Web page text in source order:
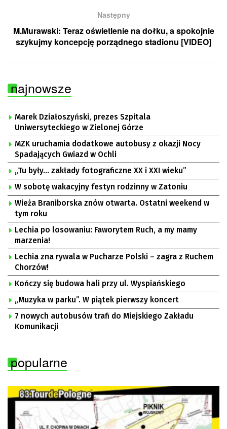
Następny
M.Murawski: Teraz oświetlenie na dołku, a spokojnie
szykujmy koncepcję porządnego stadionu [VIDEO]
najnowsze
Marek Działoszyński, prezes Szpitala
Uniwersyteckiego w Zielonej Górze
MZK uruchamia dodatkowe autobusy z okazji Nocy
Spadających Gwiazd w Ochli
„Tu były… zakłady fotograficzne XX i XXI wieku”
W sobotę wakacyjny festyn rodzinny w Zatoniu
Wieża Braniborska znów otwarta. Ostatni weekend w
tym roku
Lechia po losowaniu: Faworytem Ruch, a my mamy
marzenia!
Lechia zna rywala w Pucharze Polski – zagra z Ruchem
Chorzów!
Kończy się budowa hali przy ul. Wyspiańskiego
„Muzyka w parku”. W piątek pierwszy koncert
7 nowych autobusów trafi do Miejskiego Zakładu
Komunikacji
popularne